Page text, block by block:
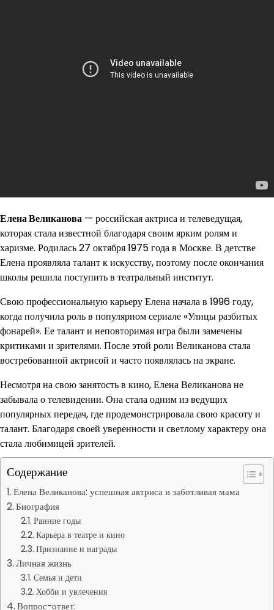
Елена Великанова — российская актриса и телеведущая,
которая стала известной благодаря своим ярким ролям и
харизме. Родилась 27 октября 1975 года в Москве. В детстве
Елена проявляла талант к искусству, поэтому после окончания
школы решила поступить в театральный институт.
Свою профессиональную карьеру Елена начала в 1996 году,
когда получила роль в популярном сериале «Улицы разбитых
фонарей». Ее талант и неповторимая игра были замечены
критиками и зрителями. После этой роли Великанова стала
востребованной актрисой и часто появлялась на экране.
Несмотря на свою занятость в кино, Елена Великанова не
забывала о телевидении. Она стала одним из ведущих
популярных передач, где продемонстрировала свою красоту и
талант. Благодаря своей уверенности и светлому характеру она
стала любимицей зрителей.
Содержание
Елена Великанова: успешная актриса и заботливая мама
Биография
Ранние годы
Карьера в театре и кино
Признание и награды
Личная жизнь
Семья и дети
Хобби и увлечения
Вопрос-ответ: